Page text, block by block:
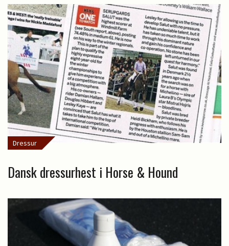
Dressur
Dansk dressurhest i Horse & Hound